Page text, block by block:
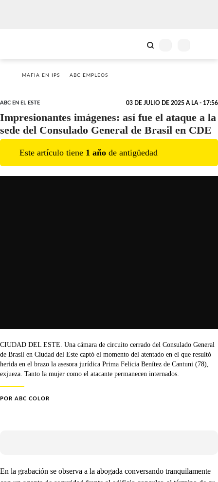
MAFIA EN IPS ABC EMPLEOS
ABC EN EL ESTE 03 DE JULIO DE 2025 A LA - 17:56
Impresionantes imágenes: así fue el ataque a la
sede del Consulado General de Brasil en CDE
Este artículo tiene 1 año de antigüedad
CIUDAD DEL ESTE. Una cámara de circuito cerrado del Consulado General
de Brasil en Ciudad del Este captó el momento del atentado en el que resultó
herida en el brazo la asesora jurídica Prima Felicia Benítez de Cantuni (78),
exjueza. Tanto la mujer como el atacante permanecen internados.
POR ABC COLOR
En la grabación se observa a la abogada conversando tranquilamente